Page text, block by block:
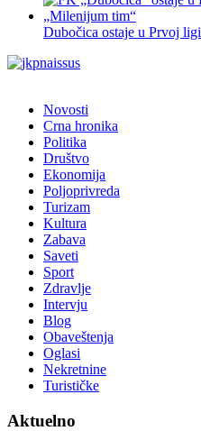
Dubočica ostaje u Prvoj ligi
Novosti
Crna hronika
Politika
Društvo
Ekonomija
Poljoprivreda
Turizam
Kultura
Zabava
Saveti
Sport
Zdravlje
Intervju
Blog
Obaveštenja
Oglasi
Nekretnine
Turističke
Aktuelno